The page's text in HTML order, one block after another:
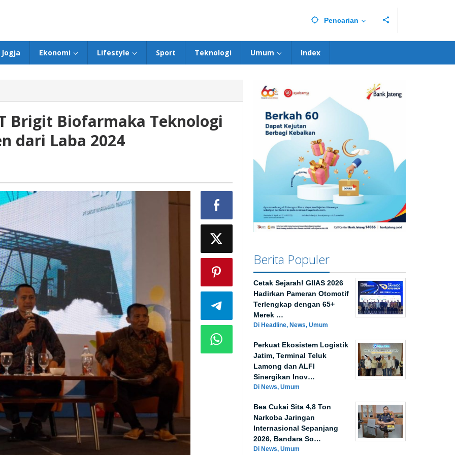
Pencarian
Jogja Ekonomi Lifestyle Sport Teknologi Umum Index
Brigit Biofarmaka Teknologi
dari Laba 2024
Berita Populer
Cetak Sejarah! GIIAS 2026
Hadirkan Pameran Otomotif
Terlengkap dengan 65+
Merek …
Di Headline, News, Umum
Perkuat Ekosistem Logistik
Jatim, Terminal Teluk
Lamong dan ALFI
Sinergikan Inov…
Di News, Umum
Bea Cukai Sita 4,8 Ton
Narkoba Jaringan
Internasional Sepanjang
2026, Bandara So…
Di News, Umum